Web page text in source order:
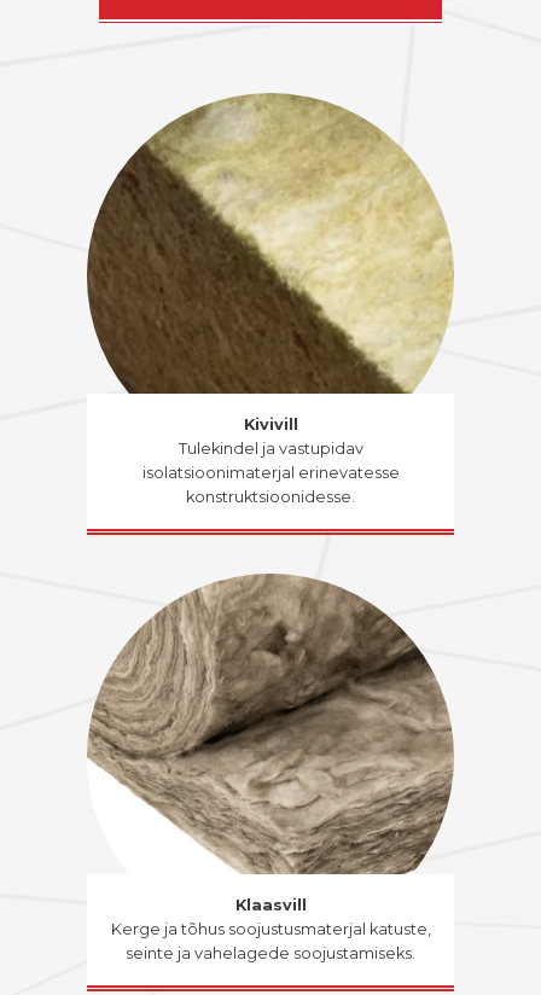
Kivivill
Tulekindel ja vastupidav
isolatsioonimaterjal erinevatesse
konstruktsioonidesse.
Klaasvill
Kerge ja tõhus soojustusmaterjal katuste,
seinte ja vahelagede soojustamiseks.